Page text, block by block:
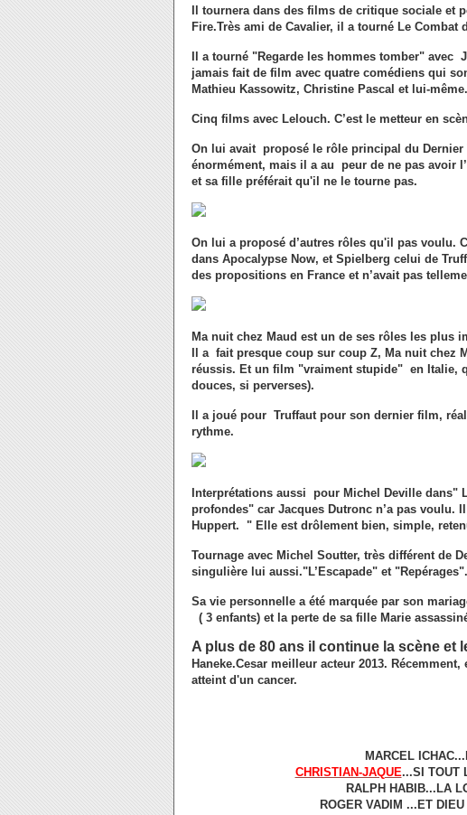
Il tournera dans des films de critique sociale et
Fire.Très ami de Cavalier, il a tourné Le
Il a tourné "Regarde les hommes tomber" avec
jamais fait de film avec quatre comédiens qui
Mathieu Kassowitz, Christine Pascal et lui-même.
Cinq films avec Lelouch. C’est le metteur en
On lui avait proposé le rôle principal du
énormément, mais il a au peur de ne pas avoir
et sa fille préférait qu'il ne le tourne pas.
On lui a proposé d’autres rôles qu'il pas voulu.
dans Apocalypse Now, et Spielberg celui de
des propositions en France et n’avait pas
Ma nuit chez Maud est un de ses rôles les plus
Il a fait presque coup sur coup Z, Ma nuit chez
réussis. Et un film "vraiment stupide" en Italie,
douces, si perverses).
Il a joué pour Truffaut pour son dernier film,
rythme.
Interprétations aussi pour Michel Deville dans"
profondes" car Jacques Dutronc n’a pas
Huppert. " Elle est drôlement bien, simple,
Tournage avec Michel Soutter, très différent de
singulière lui aussi."L’Escapade" et "Repérages".
Sa vie personnelle a été marquée par son
( 3 enfants) et la perte de sa fille Marie
A plus de 80 ans il continue la scène et
Haneke.Cesar meilleur acteur 2013.
atteint d'un cancer.
MARCEL
CHRISTIAN-JAQUE...SI TOUT
RALPH HABIB...LA
ROGER VADIM ...ET